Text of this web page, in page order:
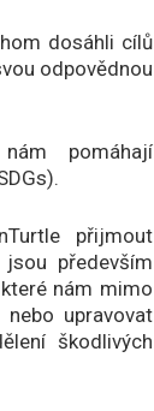
dosáhli cílů
odpovědnou
pomáhají
přijmout
především
nám mimo
upravovat
škodlivých